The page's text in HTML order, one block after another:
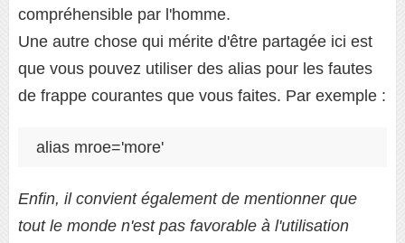
compréhensible par l'homme.
Une autre chose qui mérite d'être partagée ici est
que vous pouvez utiliser des alias pour les fautes
de frappe courantes que vous faites. Par exemple :
alias mroe='more'
Enfin, il convient également de mentionner que
tout le monde n'est pas favorable à l'utilisation